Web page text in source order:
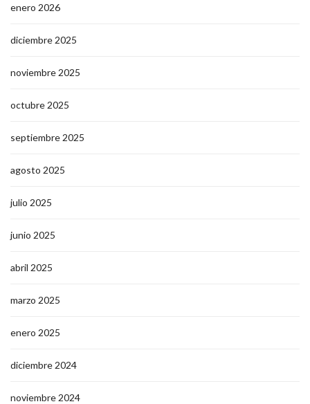
enero 2026
diciembre 2025
noviembre 2025
octubre 2025
septiembre 2025
agosto 2025
julio 2025
junio 2025
abril 2025
marzo 2025
enero 2025
diciembre 2024
noviembre 2024